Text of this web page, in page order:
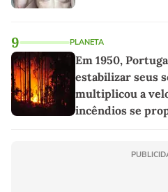
9 PLANETA
Em 1950,
estabilizar seus
multiplicou a
incêndios se